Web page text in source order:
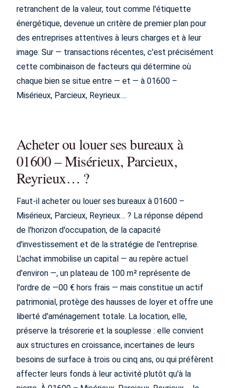
retranchent de la valeur, tout comme l'étiquette
énergétique, devenue un critère de premier plan pour
des entreprises attentives à leurs charges et à leur
image. Sur — transactions récentes, c'est précisément
cette combinaison de facteurs qui détermine où
chaque bien se situe entre — et — à 01600 –
Misérieux, Parcieux, Reyrieux….
Acheter ou louer ses bureaux à
01600 – Misérieux, Parcieux,
Reyrieux… ?
Faut-il acheter ou louer ses bureaux à 01600 –
Misérieux, Parcieux, Reyrieux… ? La réponse dépend
de l'horizon d'occupation, de la capacité
d'investissement et de la stratégie de l'entreprise.
L'achat immobilise un capital — au repère actuel
d'environ —, un plateau de 100 m² représente de
l'ordre de —00 € hors frais — mais constitue un actif
patrimonial, protège des hausses de loyer et offre une
liberté d'aménagement totale. La location, elle,
préserve la trésorerie et la souplesse : elle convient
aux structures en croissance, incertaines de leurs
besoins de surface à trois ou cinq ans, ou qui préfèrent
affecter leurs fonds à leur activité plutôt qu'à la